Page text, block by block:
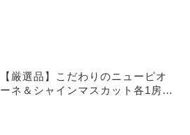
【厳選品】こだわりのニューピオ
ーネ＆シャインマスカット各1房